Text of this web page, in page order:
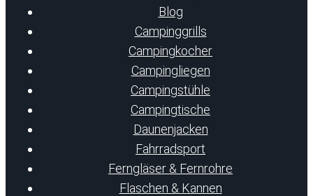
Blog
Campinggrills
Campingkocher
Campingliegen
Campingstühle
Campingtische
Daunenjacken
Fahrradsport
Ferngläser & Fernrohre
Flaschen & Kannen